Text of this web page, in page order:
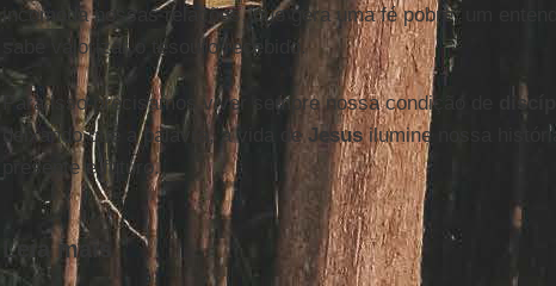
incomoda nossas relações, que gera uma fé pobre, um
sabe valorizar o tesouro recebido.
Para isso precisamos viver sempre nossa condição de
deixando que a palavra, a vida deJesusilumine nossa
presente e futuro.
Leia mais